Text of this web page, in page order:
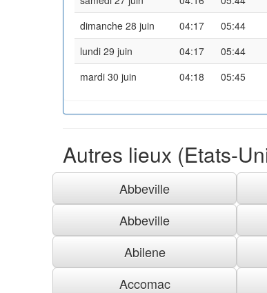
dimanche 28 juin
04:17 05:44
lundi 29 juin
04:17 05:44
mardi 30 juin
04:18 05:45
Autres lieux (Etats-
Abbeville
Abbeville
Abilene
Accomac